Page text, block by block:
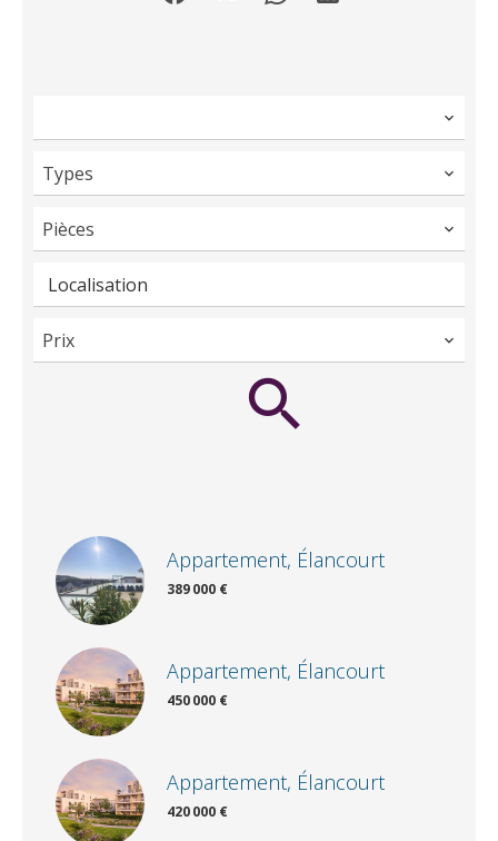
Types
Pièces
Localisation
Prix
Appartement, Élancourt
389 000 €
Appartement, Élancourt
450 000 €
Appartement, Élancourt
420 000 €